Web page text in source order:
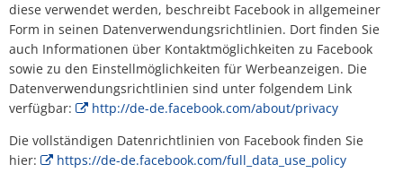
diese verwendet werden, beschreibt Facebook in allgemeiner
Form in seinen Datenverwendungsrichtlinien. Dort finden Sie
auch Informationen über Kontaktmöglichkeiten zu Facebook
sowie zu den Einstellmöglichkeiten für Werbeanzeigen. Die
Datenverwendungsrichtlinien sind unter folgendem Link
verfügbar:
http://de-de.facebook.com/about/privacy
Die vollständigen Datenrichtlinien von Facebook finden Sie
hier:
https://de-de.facebook.com/full_data_use_policy